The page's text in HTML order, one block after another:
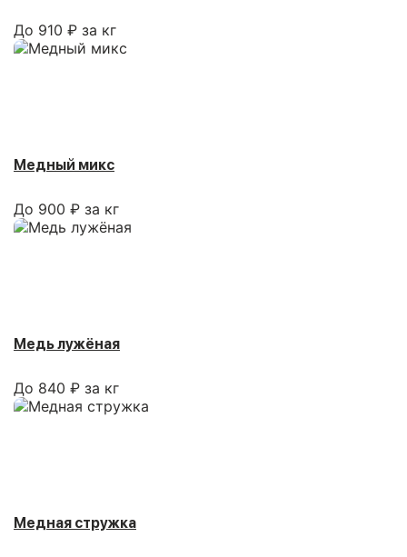
До 910 ₽ за кг
Медный микс
До 900 ₽ за кг
Медь лужёная
До 840 ₽ за кг
Медная стружка